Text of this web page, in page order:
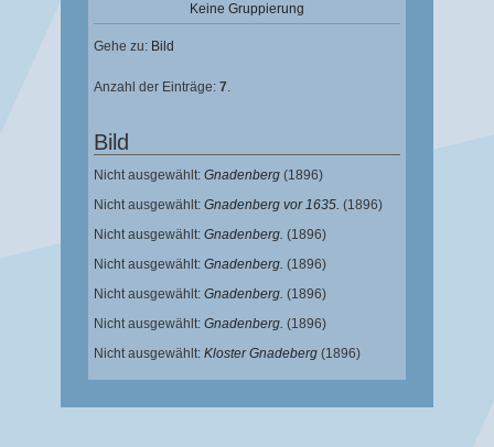
Keine Gruppierung
Gehe zu: Bild
Anzahl der Einträge: 7.
Bild
Nicht ausgewählt: Gnadenberg (1896)
Nicht ausgewählt: Gnadenberg vor 1635. (1896)
Nicht ausgewählt: Gnadenberg. (1896)
Nicht ausgewählt: Gnadenberg. (1896)
Nicht ausgewählt: Gnadenberg. (1896)
Nicht ausgewählt: Gnadenberg. (1896)
Nicht ausgewählt: Kloster Gnadeberg (1896)